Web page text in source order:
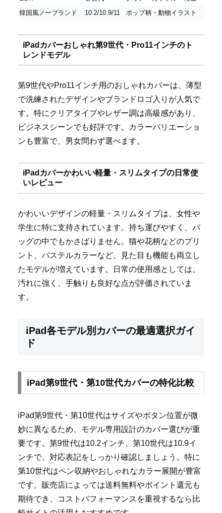
韓国風ノーブランド
10.2/10.9/11 ポップ柄・動物イラスト
iPadカバーおしゃれ第9世代・Pro11インチのト
レンドモデル
第9世代やPro11インチ用のおしゃれカバーは、薄型
で洗練されたデザインやブランドロゴ入りが人気で
す。特にクリアタイプやレザー調は高級感があり、
ビジネスシーンでも好評です。カラーバリエーショ
ンも豊富で、男女問わず選べます。
iPadカバーかわいい軽量・スリムタイプの日常使
いレビュー
かわいいデザインの軽量・スリムタイプは、女性や
学生に特に支持されています。持ち運びやすく、バ
ッグの中でもかさばりません。猫や花柄などのプリ
ント、パステルカラーなど、見た目も機能も両立し
たモデルが増えています。日常の使用感としては、
汚れに強く、手触りも良好な点が評価されていま
す。
iPad各モデル別カバーの最適選択ガイ
ド
iPad第9世代・第10世代カバーの特化比較
iPad第9世代・第10世代はサイズやボタン位置が微
妙に異なるため、モデル専用設計のカバー選びが重
要です。第9世代は10.2インチ、第10世代は10.9イ
ンチで、対応表記をしっかり確認しましょう。特に
第10世代はペン収納やおしゃれなカラー展開が豊富
です。販売店によっては送料無料やポイント還元も
期待でき、コストパフォーマンスを重視するなら比